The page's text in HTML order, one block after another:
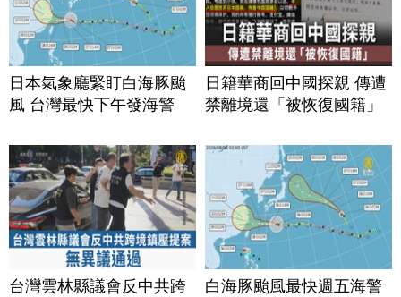
日本氣象廳緊盯白海豚颱
風 台灣最快下午發海警
日籍華商回中國探親 傳遭
禁離境還「被恢復國籍」
台灣雲林縣議會反中共跨
白海豚颱風最快週五海警